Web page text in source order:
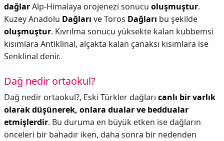
dağlarAlp-Himalaya orojenezi sonucu oluşmuştur.
Kuzey Anadolu Dağları ve Toros Dağları bu şekilde
oluşmuştur. Kıvrılma sonucu yüksekte kalan kubbemsi
kısımlara Antiklinal, alçakta kalan çanaksı kısımlara ise
Senklinal denir.
Dağ nedir ortaokul?
Dağ nedir ortaokul?, Eski Türkler dağları canlı bir varlık
olarak düşünerek, onlara dualar ve beddualar
etmişlerdir. Bu duruma en büyük etken ise dağların
önceleri bir bahadır iken, daha sonra bir nedenden